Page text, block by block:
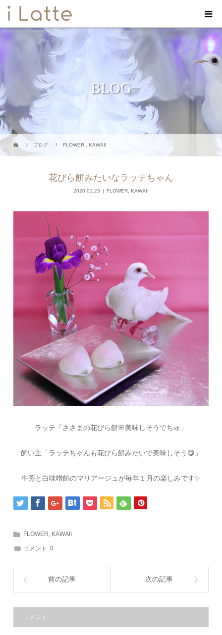
BLOG
ブログ FLOWER ,KAWAII
花びら餅みたいなラッテちゃん
2020.01.23 FLOWER KAWAII
ラッテ「ささまの花びら餅🌸美味しそうでちゅ」
飼い主「ラッテちゃんも花びら餅みたいで美味しそう 😋 」
牛蒡と白味噌餡のマリアージュが毎年１月の楽しみです✨
FLOWER, KAWAII
コメント:0
前の記事 次の記事
コメント